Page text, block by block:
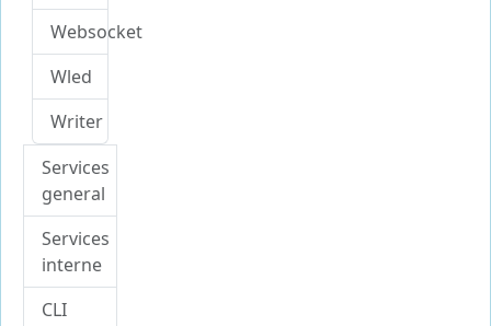
Websocket
Wled
Writer
Services
general
Services
interne
CLI